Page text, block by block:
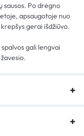
sausos. Po drėgno
apsaugotoje nuo
gerai išdžiūvo.
gali lengvai